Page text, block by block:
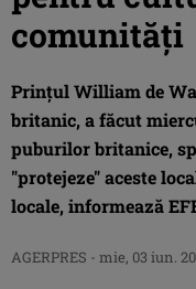
comunități
Prinţul William de
britanic, a făcut
puburilor britanice,
"protejeze" aceste
locale, informează
AGERPRES - mie, 03 iun.